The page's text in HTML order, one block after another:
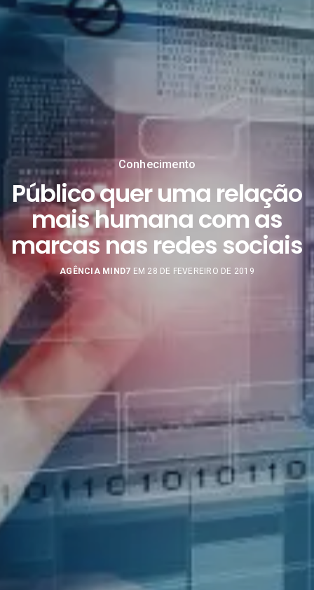
Conhecimento
Público quer uma relação
mais humana com as
marcas nas redes sociais
AGÊNCIA MIND7 EM 28 DE FEVEREIRO DE 2019